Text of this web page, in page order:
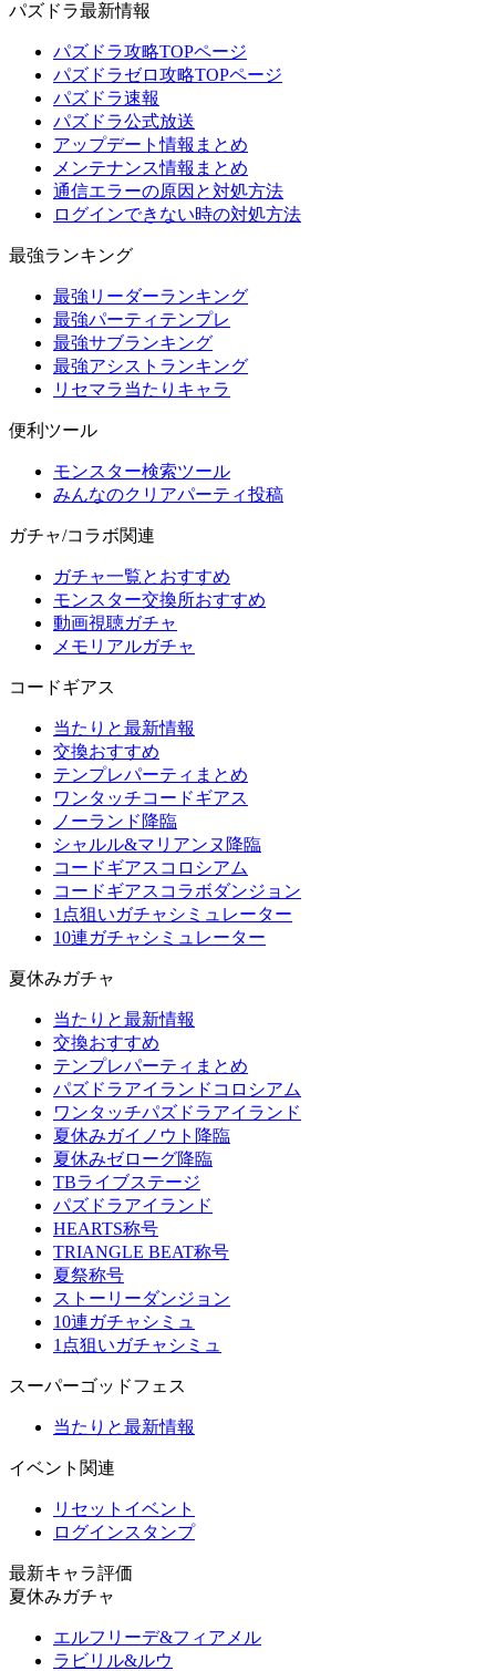
パズドラ最新情報
パズドラ攻略TOPページ
パズドラゼロ攻略TOPページ
パズドラ速報
パズドラ公式放送
アップデート情報まとめ
メンテナンス情報まとめ
通信エラーの原因と対処方法
ログインできない時の対処方法
最強ランキング
最強リーダーランキング
最強パーティテンプレ
最強サブランキング
最強アシストランキング
リセマラ当たりキャラ
便利ツール
モンスター検索ツール
みんなのクリアパーティ投稿
ガチャ/コラボ関連
ガチャ一覧とおすすめ
モンスター交換所おすすめ
動画視聴ガチャ
メモリアルガチャ
コードギアス
当たりと最新情報
交換おすすめ
テンプレパーティまとめ
ワンタッチコードギアス
ノーランド降臨
シャルル&マリアンヌ降臨
コードギアスコロシアム
コードギアスコラボダンジョン
1点狙いガチャシミュレーター
10連ガチャシミュレーター
夏休みガチャ
当たりと最新情報
交換おすすめ
テンプレパーティまとめ
パズドラアイランドコロシアム
ワンタッチパズドラアイランド
夏休みガイノウト降臨
夏休みゼローグ降臨
TBライブステージ
パズドラアイランド
HEARTS称号
TRIANGLE BEAT称号
夏祭称号
ストーリーダンジョン
10連ガチャシミュ
1点狙いガチャシミュ
スーパーゴッドフェス
当たりと最新情報
イベント関連
リセットイベント
ログインスタンプ
最新キャラ評価
夏休みガチャ
エルフリーデ&フィアメル
ラビリル&ルウ